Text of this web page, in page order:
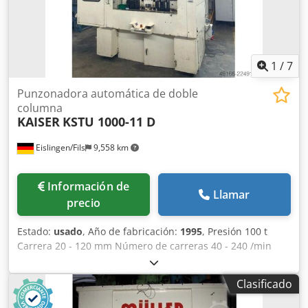
5,0 x 6,5 x 7,4 m Prensa calibradora con accionamiento
oleohidráulico, extractor hidráulico en la mesa y en el
1 /7
Eislingen/Fils 9,558 km
Punzonadora automática de doble
columna
KAISER KSTU 1000-11 D
Información de
precio
Llamar
Estado: usado, Año de fabricación: 1995, Presión 100 t
Carrera 20 - 120 mm Número de carreras 40 - 240 /min
Anchura entre montantes 1300 mm Altura de montaje
(carrera + ajuste del émbolo arriba) 670 mm Paso lateral
entre montantes 400 mm Superficie de mesa 1200 x 800
mm Apertura pasante en la mesa 900 x 200 mm Altura de
Clasificado